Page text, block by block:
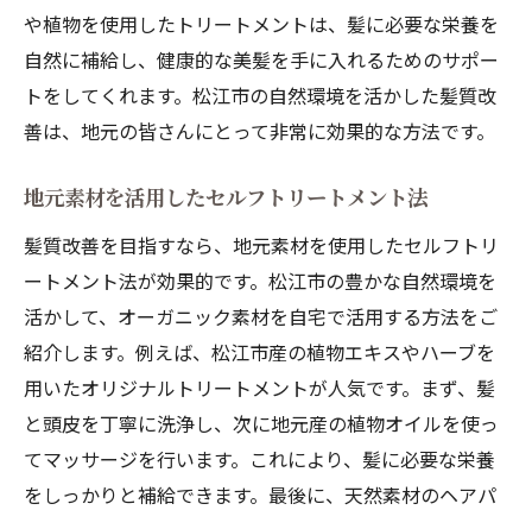
や植物を使用したトリートメントは、髪に必要な栄養を
自然に補給し、健康的な美髪を手に入れるためのサポー
トをしてくれます。松江市の自然環境を活かした髪質改
善は、地元の皆さんにとって非常に効果的な方法です。
地元素材を活用したセルフトリートメント法
髪質改善を目指すなら、地元素材を使用したセルフトリ
ートメント法が効果的です。松江市の豊かな自然環境を
活かして、オーガニック素材を自宅で活用する方法をご
紹介します。例えば、松江市産の植物エキスやハーブを
用いたオリジナルトリートメントが人気です。まず、髪
と頭皮を丁寧に洗浄し、次に地元産の植物オイルを使っ
てマッサージを行います。これにより、髪に必要な栄養
をしっかりと補給できます。最後に、天然素材のヘアパ